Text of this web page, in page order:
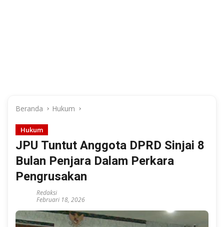
Beranda Hukum
Hukum
JPU Tuntut Anggota DPRD Sinjai 8
Bulan Penjara Dalam Perkara
Pengrusakan
Redaksi
Februari 18, 2026